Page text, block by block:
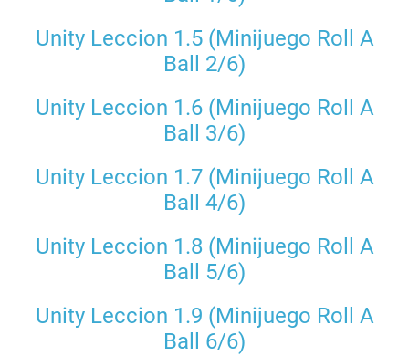
Unity Leccion 1.5 (Minijuego Roll A
Ball 2/6)
Unity Leccion 1.6 (Minijuego Roll A
Ball 3/6)
Unity Leccion 1.7 (Minijuego Roll A
Ball 4/6)
Unity Leccion 1.8 (Minijuego Roll A
Ball 5/6)
Unity Leccion 1.9 (Minijuego Roll A
Ball 6/6)